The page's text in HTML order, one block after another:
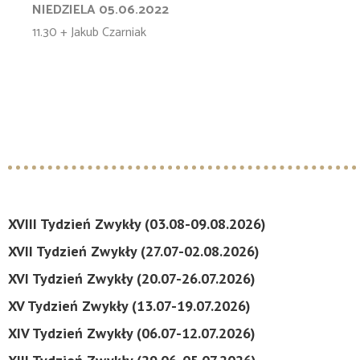
NIEDZIELA 05.06.2022
11.30 + Jakub Czarniak
XVIII Tydzień Zwykły (03.08-09.08.2026)
XVII Tydzień Zwykły (27.07-02.08.2026)
XVI Tydzień Zwykły (20.07-26.07.2026)
XV Tydzień Zwykły (13.07-19.07.2026)
XIV Tydzień Zwykły (06.07-12.07.2026)